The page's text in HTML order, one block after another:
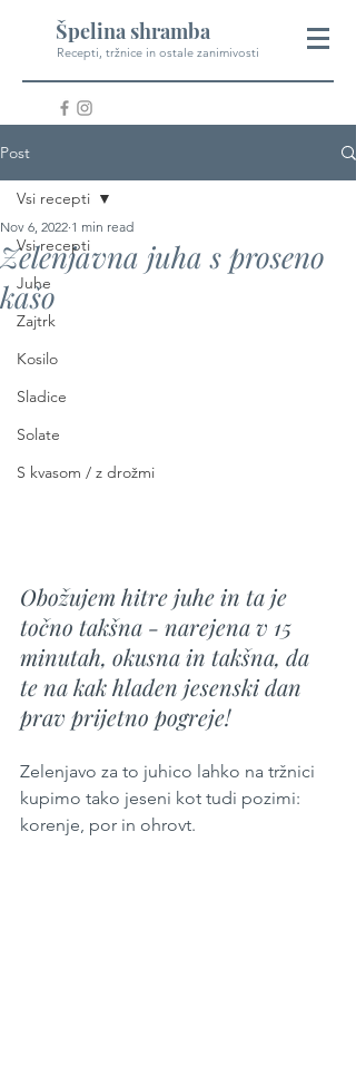
Špelina shramba
Recepti, tržnice in ostale zanimivosti
Post
Vsi recepti
Juhe
Zajtrk
Kosilo
Sladice
Solate
S kvasom / z drožmi
Vsi recepti
Zelenjavna juha s proseno
kašo
Nov 6, 2022 1 min read
Obožujem hitre juhe in ta je
točno takšna - narejena v 15
minutah, okusna in takšna, da
te na kak hladen jesenski dan
prav prijetno pogreje!
Zelenjavo za to juhico lahko na tržnici
kupimo tako jeseni kot tudi pozimi:
korenje, por in ohrovt.